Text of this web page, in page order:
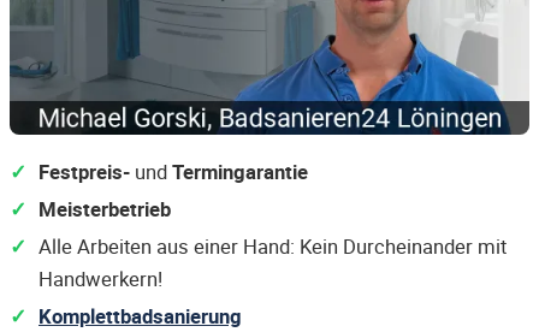
Festpreis- undTermingarantie
Meisterbetrieb
Alle Arbeiten aus einer Hand: Kein Durcheinander mit
Handwerkern!
Komplettbadsanierung